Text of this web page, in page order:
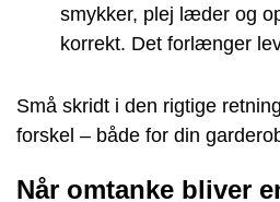
smykker, plej læder og
korrekt. Det forlænger
Små skridt i den rigtige
forskel – både for din
Når omtanke bliver